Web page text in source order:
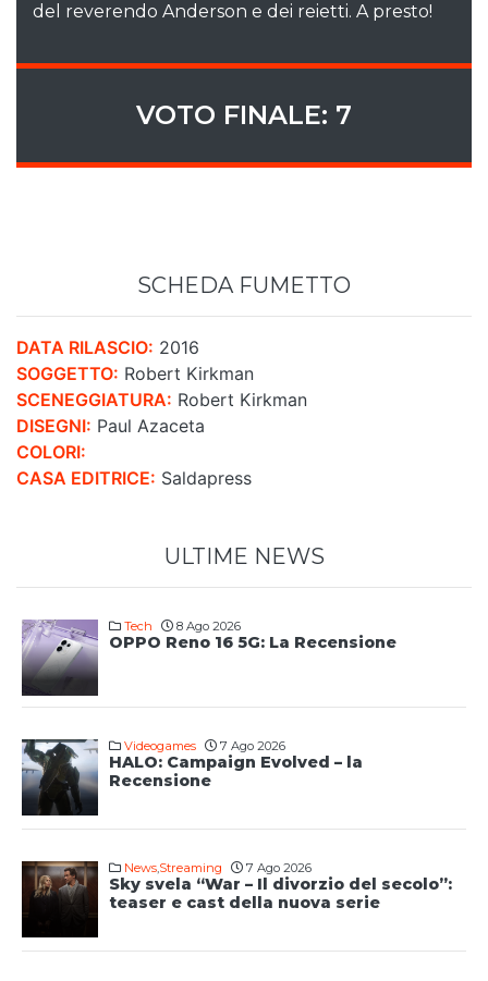
del reverendo Anderson e dei reietti. A presto!
VOTO FINALE: 7
SCHEDA FUMETTO
DATA RILASCIO: 2016
SOGGETTO: Robert Kirkman
SCENEGGIATURA: Robert Kirkman
DISEGNI: Paul Azaceta
COLORI:
CASA EDITRICE: Saldapress
ULTIME NEWS
Tech 8 Ago 2026
OPPO Reno 16 5G: La Recensione
Videogames 7 Ago 2026
HALO: Campaign Evolved – la
Recensione
News,Streaming 7 Ago 2026
Sky svela “War – Il divorzio del secolo”:
teaser e cast della nuova serie